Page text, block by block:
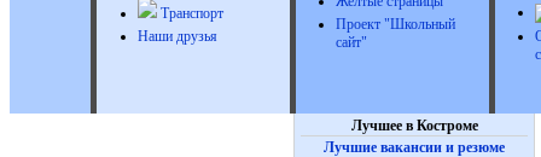
Транспорт
Наши друзья
Проект "Школьный
сайт"
Лучшее в Костроме
Лучшие вакансии и резюме